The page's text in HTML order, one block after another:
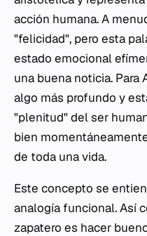
acción humana. A
"felicidad", pero esta
estado emocional
una buena noticia.
algo más profundo y
"plenitud" del ser
bien
de toda una vida.
Este concepto se
analogía funcional. Así
zapatero es hacer